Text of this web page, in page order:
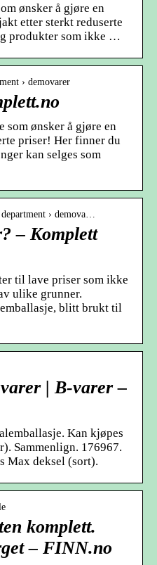
ønsker å gjøre en
etter sterkt reduserte
produkter som ikke …
› demovarer
som ønsker å gjøre en
priser! Her finner du
kan selges som
› demova…
– Komplett
til lave priser som ikke
ulike grunner.
blitt brukt til
| B-varer –
Kan kjøpes
Sammenlign. 176967.
Max deksel (sort).
komplett.
– FINN.no